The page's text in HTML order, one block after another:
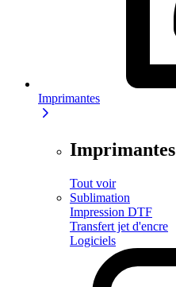
Imprimantes
Imprimantes
Tout voir
Sublimation
Impression DTF
Transfert jet d'encre
Logiciels